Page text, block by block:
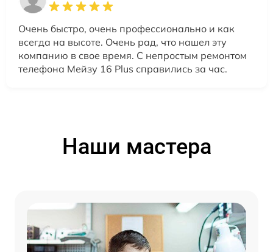
Очень быстро, очень профессионально и как
всегда на высоте. Очень рад, что нашел эту
компанию в свое время. С непростым ремонтом
телефона Мейзу 16 Plus справились за час.
Наши мастера